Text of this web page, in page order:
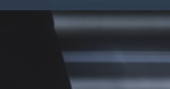
26 kwietnia 2020